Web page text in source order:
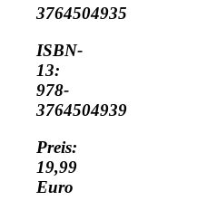
3764504935
ISBN-
13:
978-
3764504939
Preis:
19,99
Euro